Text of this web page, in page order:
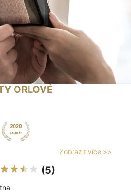
ORLOVÉ
Zobrazit více >>
(5)